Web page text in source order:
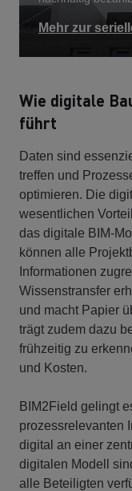
Mehr zur
Wie digitale
führt
Daten sind
treffen und
optimieren. Die
wesentlichen
das digitale BIM-
können alle
Informationen
Wissenstransfer
und macht Papier
trägt zudem dazu
frühzeitig zu
und Kosten.
BIM2Field gelingt
prozessrelevanten
digital an einer
digitalen Modell
alle Beteiligten